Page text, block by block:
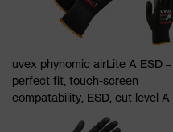
uvex phynomic airLite A ESD –
perfect fit, touch-screen
compatability, ESD, cut level A